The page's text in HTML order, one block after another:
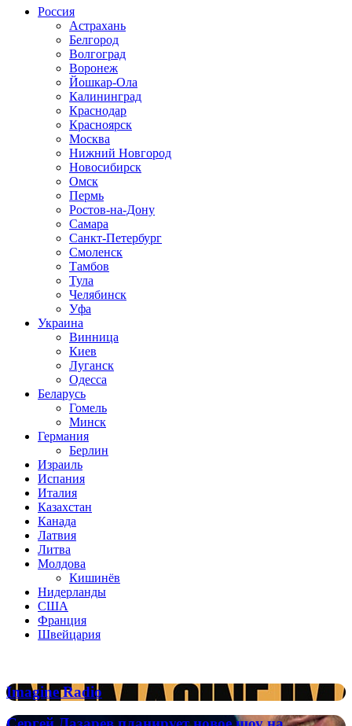
Россия
Астрахань
Белгород
Волгоград
Воронеж
Йошкар-Ола
Калининград
Краснодар
Красноярск
Москва
Нижний Новгород
Новосибирск
Омск
Пермь
Ростов-на-Дону
Самара
Санкт-Петербург
Смоленск
Тамбов
Тула
Челябинск
Уфа
Украина
Винница
Киев
Луганск
Одесса
Беларусь
Гомель
Минск
Германия
Берлин
Израиль
Испания
Италия
Казахстан
Канада
Латвия
Литва
Молдова
Кишинёв
Нидерланды
США
Франция
Швейцария
Imagine
Radio
Imagine Radio
Сергей